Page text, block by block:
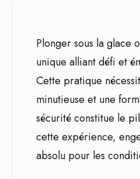
Plonger sous la glace
unique alliant défi et
Cette pratique
minutieuse et une
sécurité constitue le
cette expérience,
absolu pour les